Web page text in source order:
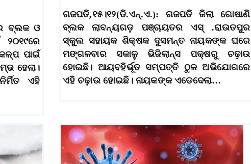
ବ୍ଲକ ଓ
ପାଇଁ
ହେଲା।
ଏହି
ଗଜପତି,୧୫।୧୨(ଡି.ଏନ୍‌.ଏ.): ଗଜପତି ଜିଲା ଗୋଷାଣି
ବ୍ଲକ ଲାବନ୍ୟଗଡ଼ ପଞ୍ଚାୟତର ଏସ୍‌ .ରାଉତପୁର
ସ୍କୁଲ ସହାୟକ ଶିକ୍ଷକ ଦୁସମନ୍ତ ନାୟକଙ୍କ ଘରେ
ମଙ୍ଗଳବାର ସକାଳୁ ଭିଜିଲାନ୍ସ ପକ୍ଷରୁ ଚଢ଼ାଉ
ହୋଇଛି। ଆୟବହିର୍ଭୂତ ସମ୍ପତ୍ତି ଠୁଳ ଅଭିଯୋଗରେ
ଏହି ଚଢ଼ାଉ ହୋଇଛି। ନାୟକଙ୍କ ଏଡେଦେଲା…